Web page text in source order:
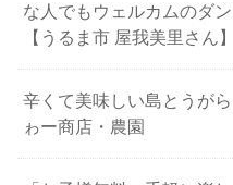
な人でもウェルカムのダ
【うるま市 屋我美里さん】
辛くて美味しい島とうが
ゎー商店・農園